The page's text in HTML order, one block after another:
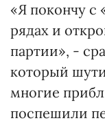
«Я покончу
рядах и
партии», -
который
многие
поспешили